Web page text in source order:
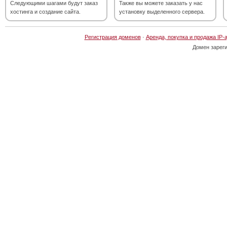
Следующими шагами будут заказ
хостинга и создание сайта.
Также вы можете заказать у нас
установку выделенного сервера.
Регистрация доменов· Аренда, покупка и продажа IP-
Домен